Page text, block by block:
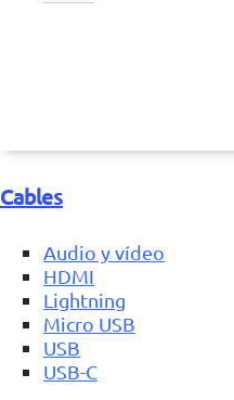
Cables
Audio y vídeo
HDMI
Lightning
Micro USB
USB
USB-C